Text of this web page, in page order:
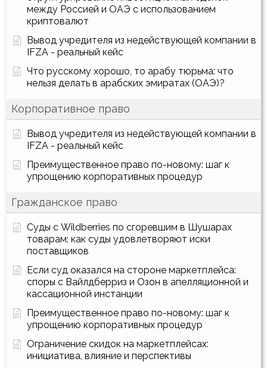
между Россией и ОАЭ с использованием
криптовалют
Вывод учредителя из недействующей компании в
IFZA - реальный кейс
Что русскому хорошо, то арабу тюрьма: что
нельзя делать в арабских эмиратах (ОАЭ)?
Корпоративное право
Вывод учредителя из недействующей компании в
IFZA - реальный кейс
Преимущественное право по-новому: шаг к
упрощению корпоративных процедур
Гражданское право
Суды с Wildberries по сгоревшим в Шушарах
товарам: как суды удовлетворяют иски
поставщиков
Если суд оказался на стороне маркетплейса:
споры с Вайлдберриз и Озон в апелляционной и
кассационной инстанции
Преимущественное право по-новому: шаг к
упрощению корпоративных процедур
Ограничение скидок на маркетплейсах:
инициатива, влияние и перспективы